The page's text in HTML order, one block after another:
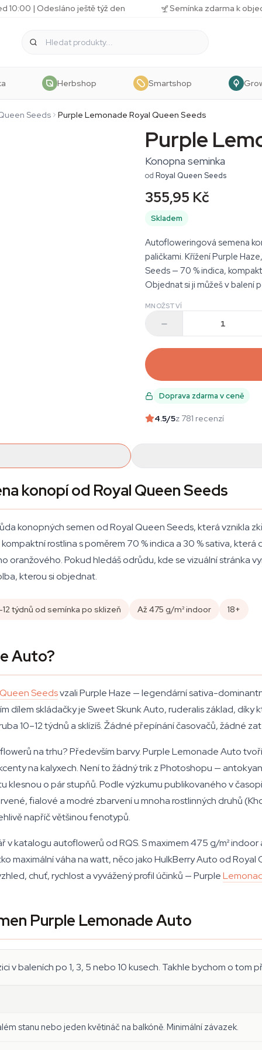
10:00 | Odesláno ještě týž den Semínka zdarma k
Herbshop Smartshop
Seeds Purple Lemonade Royal Queen Seeds
Purple
Konopna seminka
od Royal Queen Seeds
355,95 Kč
Skladem
Autofloweringová semena
paličkami. Křížení Purple
Seeds — 70 % indica,
Objednat si ji můžeš v balení
MNOŽSTVÍ
Doprava zdarma v ceně
4.5/5z 781 recenzí
konopí od Royal Queen Seeds
konopných semen od Royal Queen Seeds, která vznikla
rostlina s poměrem 70 % indica a 30 % sativa,
oranžového. Pokud hledáš odrůdu, kde se vizuální stránka
kterou si objednat.
týdnů od semínka po sklizeň Až 475 g/m² indoor 18+
Auto?
Seedsvzali Purple Haze — legendární sativa-
dílem skládačky je Sweet Skunk Auto, ruderalis základ,
10–12 týdnů a sklízíš. Žádné přepínání časovačů, žádné
na trhu? Především barvy. Purple Lemonade Auto
na kalyxech. Není to žádný trik z Photoshopu —
klesnou o pár stupňů. Podle výzkumu publikovaného v
fialové a modré zbarvení u mnoha rostlinných druhů
napříč většinou fenotypů.
katalogu autoflowerů od RQS. S maximem 475 g/m² indoor
maximální váha na watt, něco jako HulkBerry Auto od Royal
chuť, rychlost a vyvážený profil účinků — Purple
Purple Lemonade Auto
v baleních po 1, 3, 5 nebo 10 kusech. Takhle bychom o tom
stanu nebo jeden květináč na balkóně. Minimální závazek.